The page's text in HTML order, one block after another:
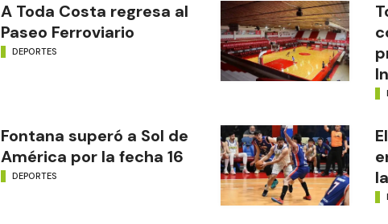
A Toda Costa regresa al
Paseo Ferroviario
DEPORTES
Fontana superó a Sol de
América por la fecha 16
DEPORTES